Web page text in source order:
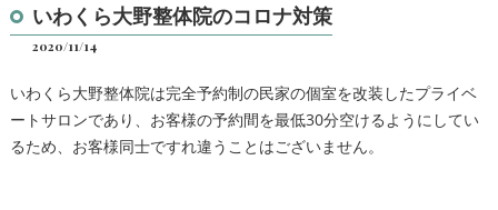
いわくら大野整体院のコロナ対策
2020/11/14
いわくら大野整体院は完全予約制の民家の個室を改装したプライベ
ートサロンであり、お客様の予約間を最低30分空けるようにしてい
るため、お客様同士ですれ違うことはございません。